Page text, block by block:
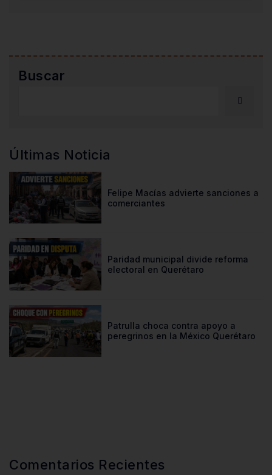
Buscar
Últimas Noticia
Felipe Macías advierte sanciones a
comerciantes
Paridad municipal divide reforma
electoral en Querétaro
Patrulla choca contra apoyo a
peregrinos en la México Querétaro
Comentarios Recientes